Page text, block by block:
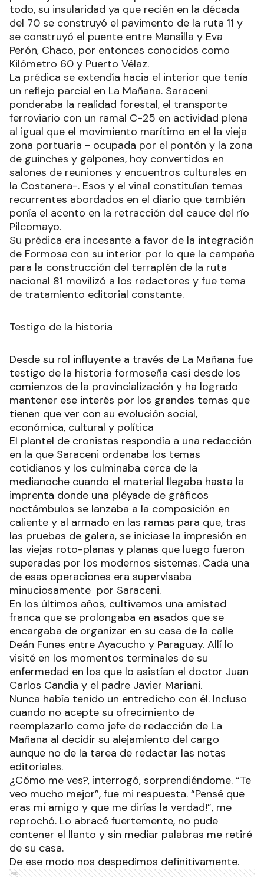
todo, su insularidad ya que recién en la década
del 70 se construyó el pavimento de la ruta 11 y
se construyó el puente entre Mansilla y Eva
Perón, Chaco, por entonces conocidos como
Kilómetro 60 y Puerto Vélaz.
La prédica se extendía hacia el interior que tenía
un reflejo parcial en La Mañana. Saraceni
ponderaba la realidad forestal, el transporte
ferroviario con un ramal C-25 en actividad plena
al igual que el movimiento marítimo en el la vieja
zona portuaria - ocupada por el pontón y la zona
de guinches y galpones, hoy convertidos en
salones de reuniones y encuentros culturales en
la Costanera-. Esos y el vinal constituían temas
recurrentes abordados en el diario que también
ponía el acento en la retracción del cauce del río
Pilcomayo.
Su prédica era incesante a favor de la integración
de Formosa con su interior por lo que la campaña
para la construcción del terraplén de la ruta
nacional 81 movilizó a los redactores y fue tema
de tratamiento editorial constante.
Testigo de la historia
Desde su rol influyente a través de La Mañana fue
testigo de la historia formoseña casi desde los
comienzos de la provincialización y ha logrado
mantener ese interés por los grandes temas que
tienen que ver con su evolución social,
económica, cultural y política
El plantel de cronistas respondía a una redacción
en la que Saraceni ordenaba los temas
cotidianos y los culminaba cerca de la
medianoche cuando el material llegaba hasta la
imprenta donde una pléyade de gráficos
noctámbulos se lanzaba a la composición en
caliente y al armado en las ramas para que, tras
las pruebas de galera, se iniciase la impresión en
las viejas roto-planas y planas que luego fueron
superadas por los modernos sistemas. Cada una
de esas operaciones era supervisaba
minuciosamente por Saraceni.
En los últimos años, cultivamos una amistad
franca que se prolongaba en asados que se
encargaba de organizar en su casa de la calle
Deán Funes entre Ayacucho y Paraguay. Allí lo
visité en los momentos terminales de su
enfermedad en los que lo asistían el doctor Juan
Carlos Candia y el padre Javier Mariani.
Nunca había tenido un entredicho con él. Incluso
cuando no acepte su ofrecimiento de
reemplazarlo como jefe de redacción de La
Mañana al decidir su alejamiento del cargo
aunque no de la tarea de redactar las notas
editoriales.
¿Cómo me ves?, interrogó, sorprendiéndome. “Te
veo mucho mejor”, fue mi respuesta. “Pensé que
eras mi amigo y que me dirías la verdad!”, me
reprochó. Lo abracé fuertemente, no pude
contener el llanto y sin mediar palabras me retiré
de su casa.
De ese modo nos despedimos definitivamente.
Ads